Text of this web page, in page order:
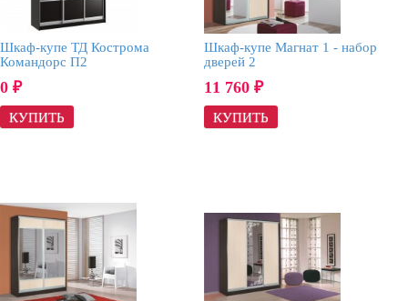
Шкаф-купе ТД Кострома
Командорс П2
0 ₽
Шкаф-купе Магнат 1 - набор
дверей 2
11 760 ₽